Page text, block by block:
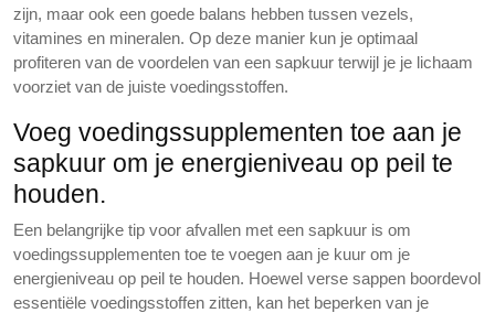
zijn, maar ook een goede balans hebben tussen vezels,
vitamines en mineralen. Op deze manier kun je optimaal
profiteren van de voordelen van een sapkuur terwijl je je lichaam
voorziet van de juiste voedingsstoffen.
Voeg voedingssupplementen toe aan je
sapkuur om je energieniveau op peil te
houden.
Een belangrijke tip voor afvallen met een sapkuur is om
voedingssupplementen toe te voegen aan je kuur om je
energieniveau op peil te houden. Hoewel verse sappen boordevol
essentiële voedingsstoffen zitten, kan het beperken van je